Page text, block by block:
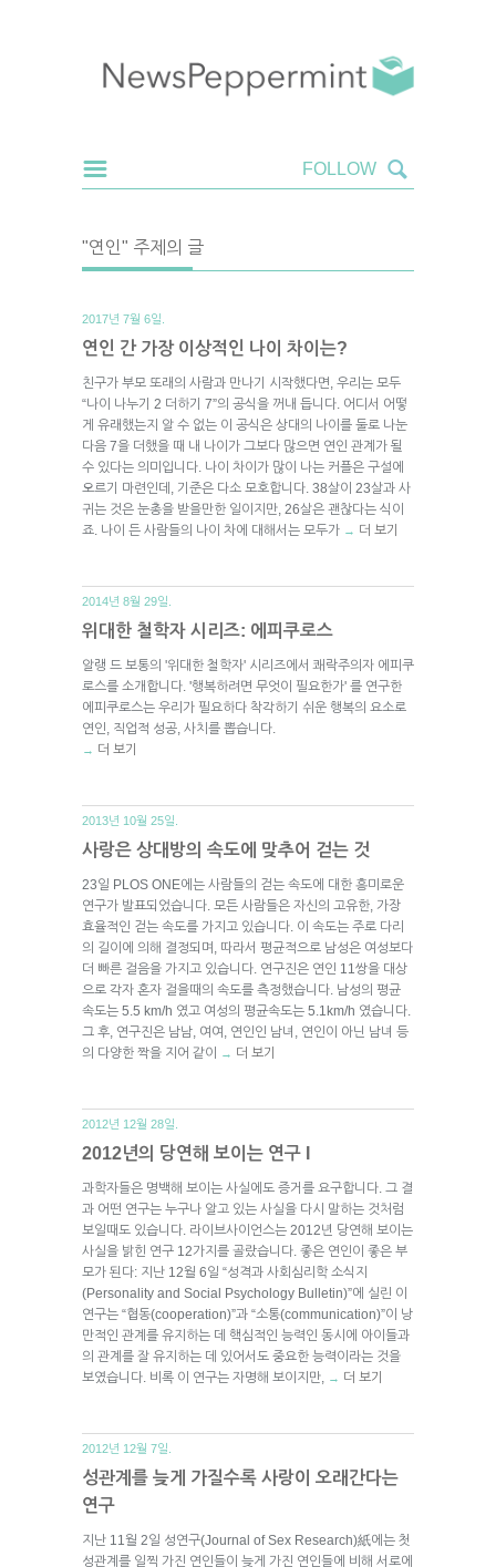
"연인" 주제의 글
2017년 7월 6일.
연인 간 가장 이상적인 나이 차이는?
친구가 부모 또래의 사람과 만나기 시작했다면, 우리는 모두
“나이 나누기 2 더하기 7”의 공식을 꺼내 듭니다. 어디서 어떻
게 유래했는지 알 수 없는 이 공식은 상대의 나이를 둘로 나눈
다음 7을 더했을 때 내 나이가 그보다 많으면 연인 관계가 될
수 있다는 의미입니다. 나이 차이가 많이 나는 커플은 구설에
오르기 마련인데, 기준은 다소 모호합니다. 38살이 23살과 사
귀는 것은 눈총을 받을만한 일이지만, 26살은 괜찮다는 식이
죠. 나이 든 사람들의 나이 차에 대해서는 모두가 → 더 보기
2014년 8월 29일.
위대한 철학자 시리즈: 에피쿠로스
알랭 드 보통의 '위대한 철학자' 시리즈에서 쾌락주의자 에피쿠
로스를 소개합니다. '행복하려면 무엇이 필요한가' 를 연구한
에피쿠로스는 우리가 필요하다 착각하기 쉬운 행복의 요소로
연인, 직업적 성공, 사치를 뽑습니다.
→ 더 보기
2013년 10월 25일.
사랑은 상대방의 속도에 맞추어 걷는 것
23일 PLOS ONE에는 사람들의 걷는 속도에 대한 흥미로운
연구가 발표되었습니다. 모든 사람들은 자신의 고유한, 가장
효율적인 걷는 속도를 가지고 있습니다. 이 속도는 주로 다리
의 길이에 의해 결정되며, 따라서 평균적으로 남성은 여성보다
더 빠른 걸음을 가지고 있습니다. 연구진은 연인 11쌍을 대상
으로 각자 혼자 걸을때의 속도를 측정했습니다. 남성의 평균
속도는 5.5 km/h 였고 여성의 평균속도는 5.1km/h 였습니다.
그 후, 연구진은 남남, 여여, 연인인 남녀, 연인이 아닌 남녀 등
의 다양한 짝을 지어 같이
→ 더 보기
2012년 12월 28일.
2012년의 당연해 보이는 연구 I
과학자들은 명백해 보이는 사실에도 증거를 요구합니다. 그 결
과 어떤 연구는 누구나 알고 있는 사실을 다시 말하는 것처럼
보일때도 있습니다. 라이브사이언스는 2012년 당연해 보이는
사실을 밝힌 연구 12가지를 골랐습니다. 좋은 연인이 좋은 부
모가 된다: 지난 12월 6일 “성격과 사회심리학 소식지
(Personality and Social Psychology Bulletin)”에 실린 이
연구는 “협동(cooperation)”과 “소통(communication)”이 낭
만적인 관계를 유지하는 데 핵심적인 능력인 동시에 아이들과
의 관계를 잘 유지하는 데 있어서도 중요한 능력이라는 것을
보였습니다. 비록 이 연구는 자명해 보이지만,
→ 더 보기
2012년 12월 7일.
성관계를 늦게 가질수록 사랑이 오래간다는
연구
지난 11월 2일 성연구(Journal of Sex Research)紙에는 첫
성관계를 일찍 가진 연인들이 늦게 가진 연인들에 비해 서로에